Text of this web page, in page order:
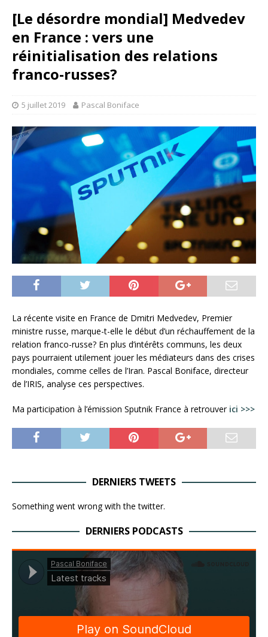
[Le désordre mondial] Medvedev
en France : vers une
réinitialisation des relations
franco-russes?
5 juillet 2019 Pascal Boniface
La récente visite en France de Dmitri Medvedev, Premier
ministre russe, marque-t-elle le début d’un réchauffement de la
relation franco-russe? En plus d’intérêts communs, les deux
pays pourraient utilement jouer les médiateurs dans des crises
mondiales, comme celles de l’Iran. Pascal Boniface, directeur
de l’IRIS, analyse ces perspectives.
Ma participation à l’émission Sputnik France à retrouver ici >>>
DERNIERS TWEETS
Something went wrong with the twitter.
DERNIERS PODCASTS